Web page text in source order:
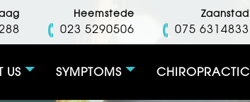
US SYMPTOMS CHIROPRACTIC
Heemstede
023 5290506
Zaanstad
075 6314833